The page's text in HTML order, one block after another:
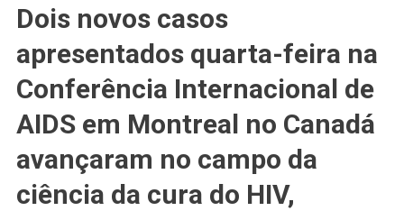
Provavelmente
Está
#CURADA
Do
Outra
Está
Dois novos casos
apresentados quarta-feira na
Conferência Internacional de
AIDS em Montreal no Canadá
avançaram no campo da
ciência da cura do HIV,